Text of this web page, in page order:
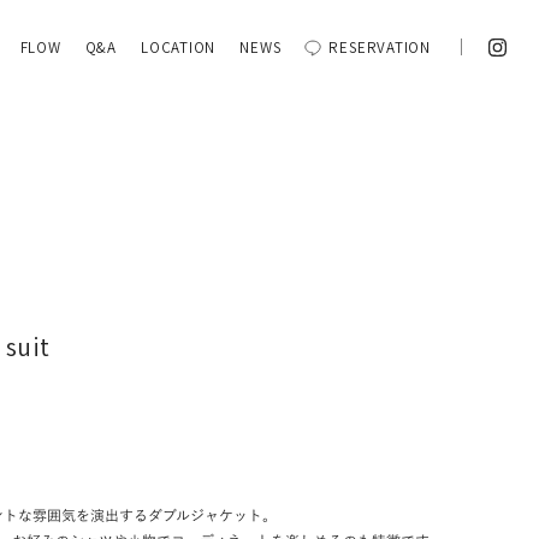
FLOW Q&A LOCATION NEWS RESERVATION
suit
な雰囲気を演出するダブルジャケット。